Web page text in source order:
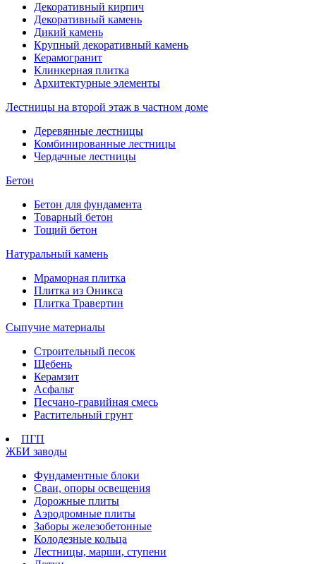
Декоративный кирпич
Декоративный камень
Дикий камень
Крупный декоративный камень
Керамогранит
Клинкерная плитка
Архитектурные элементы
Лестницы на второй этаж в частном доме
Деревянные лестницы
Комбинированные лестницы
Чердачные лестницы
Бетон
Бетон для фундамента
Товарный бетон
Тощий бетон
Натуральный камень
Мраморная плитка
Плитка из Оникса
Плитка Травертин
Сыпучие материалы
Строительный песок
Щебень
Керамзит
Асфальт
Песчано-гравийная смесь
Растительный грунт
ПГП
ЖБИ заводы
Фундаментные блоки
Сваи, опоры освещения
Дорожные плиты
Аэродромные плиты
Заборы железобетонные
Колодезные кольца
Лестницы, марши, ступени